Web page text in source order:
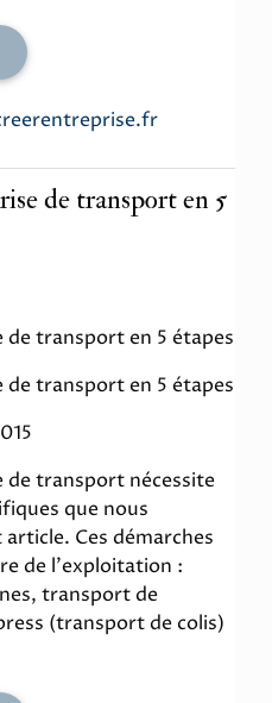
de transport en 5
de transport en 5 étapes
de transport en 5 étapes
de transport nécessite
que nous
Ces démarches
de l'exploitation :
transport de
(transport de colis)